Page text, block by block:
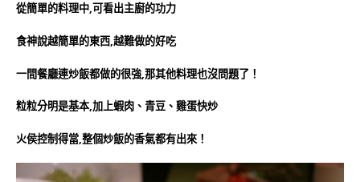
從簡單的料理中,可看出主廚的功力
食神說越簡單的東西,越難做的好吃
一間餐廳連炒飯都做的很強,那其他料理也沒問題了！
粒粒分明是基本,加上蝦肉、青豆、雞蛋快炒
火侯控制得當,整個炒飯的香氣都有出來！